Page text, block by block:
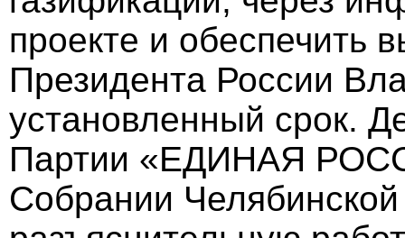
проекте и обеспечить
Президента России
установленный срок.
Партии «ЕДИНАЯ
Собрании